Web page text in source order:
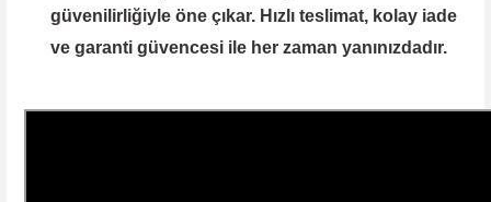
güvenilirliğiyle öne çıkar. Hızlı teslimat, kolay iade
ve garanti güvencesi ile her zaman yanınızdadır.